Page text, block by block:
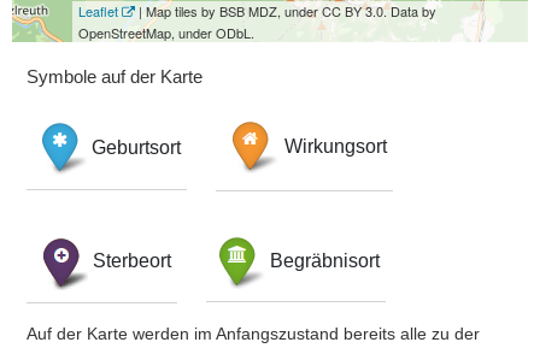
Leaflet
| Map tiles by BSB MDZ, under CC BY 3.0. Data by
OpenStreetMap, under ODbL.
Symbole auf der Karte
Geburtsort Wirkungsort
Sterbeort Begräbnisort
Auf der Karte werden im Anfangszustand bereits alle zu der